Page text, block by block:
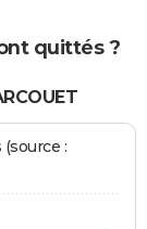
quittés ?
: